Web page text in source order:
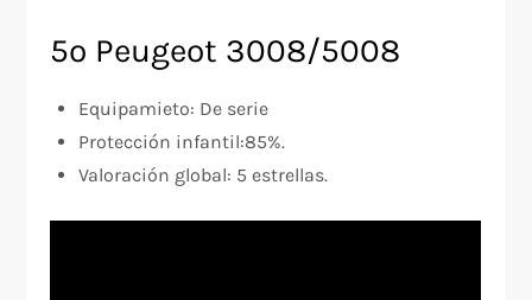
5º Peugeot 3008/5008
Equipamieto: De serie
Protección infantil:85%.
Valoración global: 5 estrellas.